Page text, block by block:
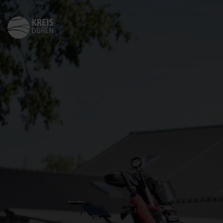
Zurück
zur
Startseite